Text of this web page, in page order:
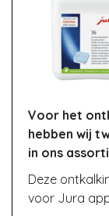
Voor het
hebben wij
in ons
Deze
voor Jura